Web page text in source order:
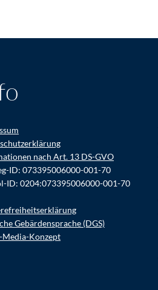
nach Art. 13 DS-GVO
ID: 073395006000-001-70
ID: 0204:073395006000-001-70
Gebärdensprache (DGS)
Media-Konzept